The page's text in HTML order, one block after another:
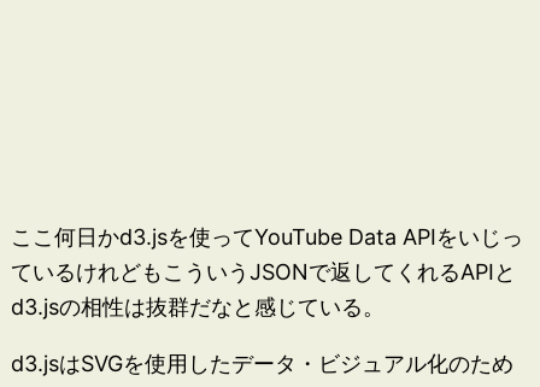
ここ何日かd3.jsを使ってYouTube Data APIをいじっ
ているけれどもこういうJSONで返してくれるAPIと
d3.jsの相性は抜群だなと感じている。
d3.jsはSVGを使用したデータ・ビジュアル化のため